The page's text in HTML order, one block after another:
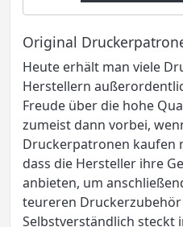
Original
Heute erhält man viele
Herstellern
Freude über die hohe
zumeist dann vorbei,
Druckerpatronen kaufen
dass die Hersteller ihre
anbieten, um
teureren Druckerzubehör
Selbstverständlich steckt